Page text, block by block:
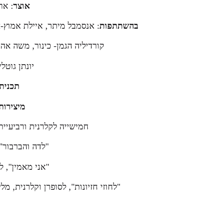
אוצר:
בהשתתפות: אנסמבל מיתר, איילת
קורדיליה הגמן- כינור, משה
יונתן
חמישייה לקלרנית
"לדה
"אני מאמין",
"לחוזי חזיונות", לסופרן וקלרנית,